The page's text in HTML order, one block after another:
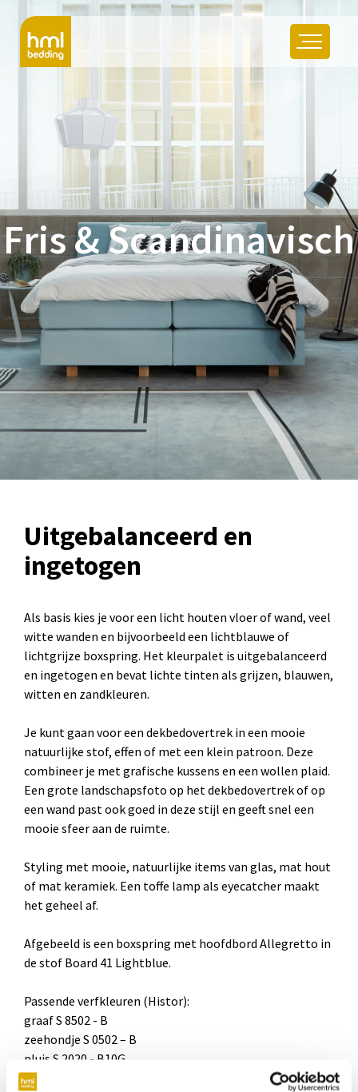
Fris & Scandinavisch
Uitgebalanceerd en
ingetogen
Als basis kies je voor een licht houten vloer of wand, veel
witte wanden en bijvoorbeeld een lichtblauwe of
lichtgrijze boxspring. Het kleurpalet is uitgebalanceerd
en ingetogen en bevat lichte tinten als grijzen, blauwen,
witten en zandkleuren.
Je kunt gaan voor een dekbedovertrek in een mooie
natuurlijke stof, effen of met een klein patroon. Deze
combineer je met grafische kussens en een wollen plaid.
Een grote landschapsfoto op het dekbedovertrek of op
een wand past ook goed in deze stijl en geeft snel een
mooie sfeer aan de ruimte.
Styling met mooie, natuurlijke items van glas, mat hout
of mat keramiek. Een toffe lamp als eyecatcher maakt
het geheel af.
Afgebeeld is een boxspring met hoofdbord Allegretto in
de stof Board 41 Lightblue.
Passende verfkleuren (Histor):
graaf S 8502 - B
zeehondje S 0502 – B
pluis S 2020 - B10G